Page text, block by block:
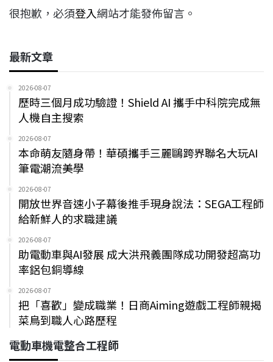
很抱歉，必須登入網站才能發佈留言。
最新文章
2026-08-07
歷時三個月成功驗證！Shield AI 攜手中科院完成無
人機自主搜索
2026-08-07
本命萌友隨身帶！華碩攜手三麗鷗跨界聯名大玩AI
筆電潮流美學
2026-08-07
開放世界音速小子幕後推手現身說法：SEGA工程師
給新鮮人的求職建議
2026-08-07
助電動車與AI發展 成大洪飛義團隊成功開發超高功
率鋁包銅導線
2026-08-07
把「喜歡」變成職業！日商Aiming遊戲工程師親揭
菜鳥到職人心路歷程
電動車機電整合工程師